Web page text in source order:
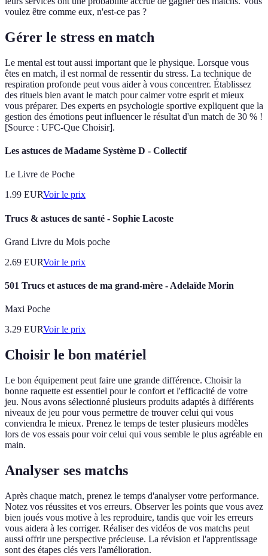
voulez être comme eux, n'est-ce pas ?
Gérer le stress en match
Le mental est tout aussi important que le physique. Lorsque vous
êtes en match, il est normal de ressentir du stress. La technique de
respiration profonde peut vous aider à vous concentrer. Établissez
des rituels bien avant le match pour calmer votre esprit et mieux
vous préparer. Des experts en psychologie sportive expliquent que la
gestion des émotions peut influencer le résultat d'un match de 30 % !
[Source : UFC-Que Choisir].
Les astuces de Madame Système D - Collectif
Le Livre de Poche
1.99 EURVoir le prix
Trucs & astuces de santé - Sophie Lacoste
Grand Livre du Mois poche
2.69 EURVoir le prix
501 Trucs et astuces de ma grand-mère - Adelaïde Morin
Maxi Poche
3.29 EURVoir le prix
Choisir le bon matériel
Le bon équipement peut faire une grande différence. Choisir la
bonne raquette est essentiel pour le confort et l'efficacité de votre
jeu. Nous avons sélectionné plusieurs produits adaptés à différents
niveaux de jeu pour vous permettre de trouver celui qui vous
conviendra le mieux. Prenez le temps de tester plusieurs modèles
lors de vos essais pour voir celui qui vous semble le plus agréable en
main.
Analyser ses matchs
Après chaque match, prenez le temps d'analyser votre performance.
Notez vos réussites et vos erreurs. Observer les points que vous avez
bien joués vous motive à les reproduire, tandis que voir les erreurs
vous aidera à les corriger. Réaliser des vidéos de vos matchs peut
aussi offrir une perspective précieuse. La révision et l'apprentissage
sont des étapes clés vers l'amélioration.